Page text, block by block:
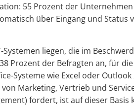
55 Prozent der Unternehmen
über Eingang und Status
liegen, die im
Prozent der Befragten an, für die
Systeme wie Excel oder Outlook
Marketing, Vertrieb und
fordert, ist auf dieser Basis